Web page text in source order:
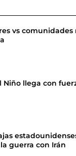
vs
Niño llega con
guerra con Irán